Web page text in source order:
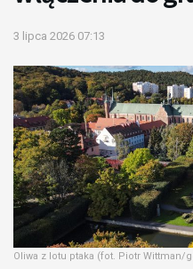
3 lipca 2026 07:13
Oliwa z lotu ptaka (fot. Piotr Wittman/